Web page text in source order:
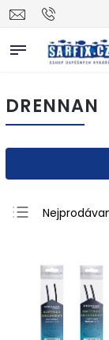
DRENNAN
Nejdražší
Abecedně